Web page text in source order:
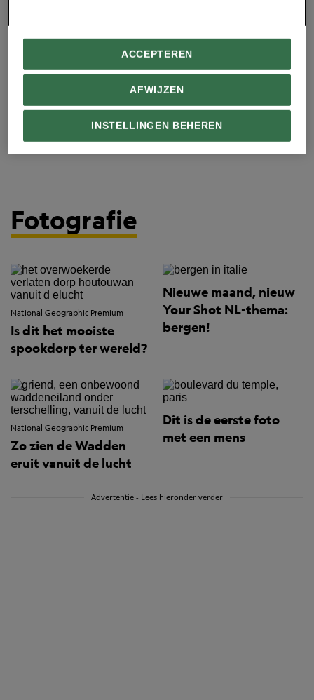
Fotografie
National Geographic Premium
Is dit het mooiste
spookdorp ter wereld?
Nieuwe maand, nieuw
Your Shot NL-thema:
bergen!
National Geographic Premium
Zo zien de Wadden
eruit vanuit de lucht
Dit is de eerste foto
met een mens
Advertentie - Lees hieronder verder
INSTELLINGEN BEHEREN
AFWIJZEN
ACCEPTEREN